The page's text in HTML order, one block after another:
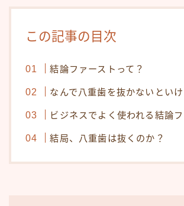
この記事の目次
結論ファーストって？
なんで八重歯を抜かないとい
ビジネスでよく使われる結論
結局、八重歯は抜くのか？